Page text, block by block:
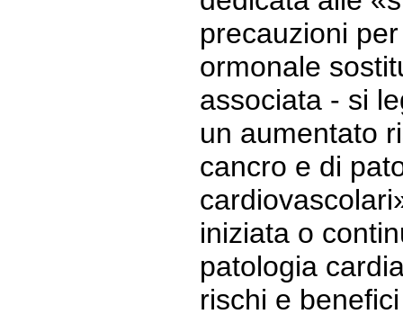
precauzioni
ormonale
associata - si
un aumentato
cancro e di
iniziata o
patologia
rischi e